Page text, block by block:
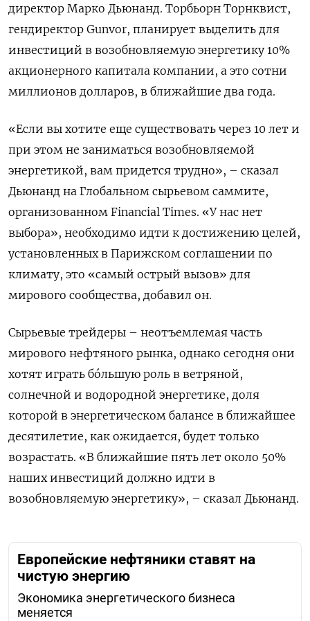
директор Марко Дьюнанд. Торбьорн Торнквист,
гендиректор Gunvor, планирует выделить для
инвестиций в возобновляемую энергетику 10%
акционерного капитала компании, а это сотни
миллионов долларов, в ближайшие два года.
«Если вы хотите еще существовать через 10 лет и
при этом не заниматься возобновляемой
энергетикой, вам придется трудно», – сказал
Дьюнанд на Глобальном сырьевом саммите,
организованном Financial Times. «У нас нет
выбора», необходимо идти к достижению целей,
установленных в Парижском соглашении по
климату, это «самый острый вызов» для
мирового сообщества, добавил он.
Сырьевые трейдеры – неотъемлемая часть
мирового нефтяного рынка, однако сегодня они
хотят играть бóльшую роль в ветряной,
солнечной и водородной энергетике, доля
которой в энергетическом балансе в ближайшее
десятилетие, как ожидается, будет только
возрастать. «В ближайшие пять лет около 50%
наших инвестиций должно идти в
возобновляемую энергетику», – сказал Дьюнанд.
Европейские нефтяники ставят на
чистую энергию
Экономика энергетического бизнеса
меняется